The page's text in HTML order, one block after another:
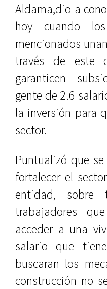
Aldama,dio a
hoy cuando
mencionados
través de este
garanticen
gente de 2.6
la inversión para
sector.
Puntualizó que
fortalecer el
entidad, sobre
trabajadores
acceder a una
salario que
buscaran los
construcción no